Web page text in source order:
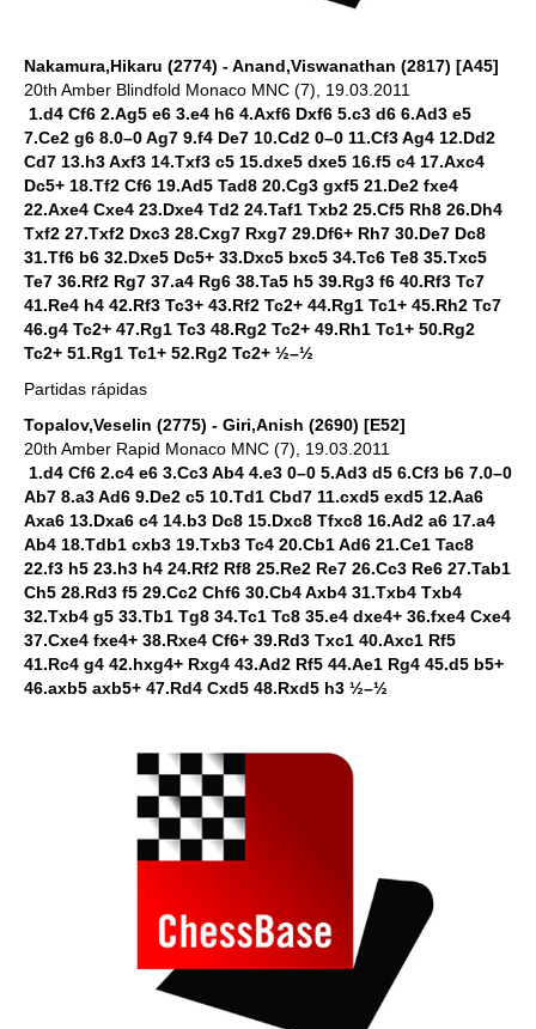
Nakamura,Hikaru (2774) - Anand,Viswanathan (2817) [A45]
20th Amber Blindfold Monaco MNC (7), 19.03.2011
1.d4 Cf6 2.Ag5 e6 3.e4 h6 4.Axf6 Dxf6 5.c3 d6 6.Ad3 e5
7.Ce2 g6 8.0–0 Ag7 9.f4 De7 10.Cd2 0–0 11.Cf3 Ag4 12.Dd2
Cd7 13.h3 Axf3 14.Txf3 c5 15.dxe5 dxe5 16.f5 c4 17.Axc4
Dc5+ 18.Tf2 Cf6 19.Ad5 Tad8 20.Cg3 gxf5 21.De2 fxe4
22.Axe4 Cxe4 23.Dxe4 Td2 24.Taf1 Txb2 25.Cf5 Rh8 26.Dh4
Txf2 27.Txf2 Dxc3 28.Cxg7 Rxg7 29.Df6+ Rh7 30.De7 Dc8
31.Tf6 b6 32.Dxe5 Dc5+ 33.Dxc5 bxc5 34.Tc6 Te8 35.Txc5
Te7 36.Rf2 Rg7 37.a4 Rg6 38.Ta5 h5 39.Rg3 f6 40.Rf3 Tc7
41.Re4 h4 42.Rf3 Tc3+ 43.Rf2 Tc2+ 44.Rg1 Tc1+ 45.Rh2 Tc7
46.g4 Tc2+ 47.Rg1 Tc3 48.Rg2 Tc2+ 49.Rh1 Tc1+ 50.Rg2
Tc2+ 51.Rg1 Tc1+ 52.Rg2 Tc2+ ½–½
Partidas rápidas
Topalov,Veselin (2775) - Giri,Anish (2690) [E52]
20th Amber Rapid Monaco MNC (7), 19.03.2011
1.d4 Cf6 2.c4 e6 3.Cc3 Ab4 4.e3 0–0 5.Ad3 d5 6.Cf3 b6 7.0–0
Ab7 8.a3 Ad6 9.De2 c5 10.Td1 Cbd7 11.cxd5 exd5 12.Aa6
Axa6 13.Dxa6 c4 14.b3 Dc8 15.Dxc8 Tfxc8 16.Ad2 a6 17.a4
Ab4 18.Tdb1 cxb3 19.Txb3 Tc4 20.Cb1 Ad6 21.Ce1 Tac8
22.f3 h5 23.h3 h4 24.Rf2 Rf8 25.Re2 Re7 26.Cc3 Re6 27.Tab1
Ch5 28.Rd3 f5 29.Cc2 Chf6 30.Cb4 Axb4 31.Txb4 Txb4
32.Txb4 g5 33.Tb1 Tg8 34.Tc1 Tc8 35.e4 dxe4+ 36.fxe4 Cxe4
37.Cxe4 fxe4+ 38.Rxe4 Cf6+ 39.Rd3 Txc1 40.Axc1 Rf5
41.Rc4 g4 42.hxg4+ Rxg4 43.Ad2 Rf5 44.Ae1 Rg4 45.d5 b5+
46.axb5 axb5+ 47.Rd4 Cxd5 48.Rxd5 h3 ½–½